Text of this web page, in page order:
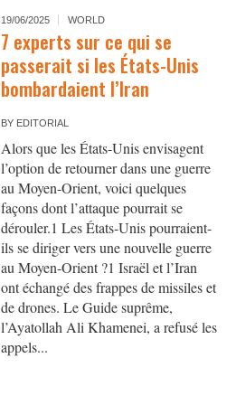
19/06/2025 WORLD
7 experts sur ce qui se
passerait si les États-Unis
bombardaient l’Iran
BY EDITORIAL
Alors que les États-Unis envisagent
l’option de retourner dans une guerre
au Moyen-Orient, voici quelques
façons dont l’attaque pourrait se
dérouler.1 Les États-Unis pourraient-
ils se diriger vers une nouvelle guerre
au Moyen-Orient ?1 Israël et l’Iran
ont échangé des frappes de missiles et
de drones. Le Guide suprême,
l’Ayatollah Ali Khamenei, a refusé les
appels...